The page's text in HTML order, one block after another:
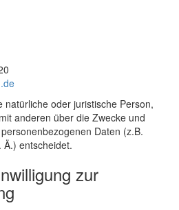
natürliche oder juristische Person,
anderen über die Zwecke und
Daten (z.B.
Ä.) entscheidet.
zur